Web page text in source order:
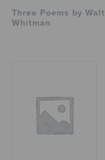
Three Poems by Walt
Whitman